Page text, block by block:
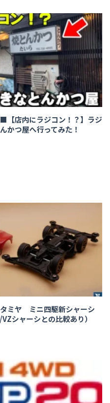
店内にラジコン！？】ラジ
かつ屋へ行ってみた！
タミヤ ミニ四駆新シャーシ
シャーシとの比較あり）